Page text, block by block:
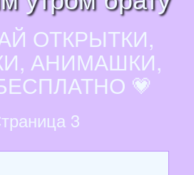
ОТКРЫТКИ,
АНИМАШКИ,
💗
3